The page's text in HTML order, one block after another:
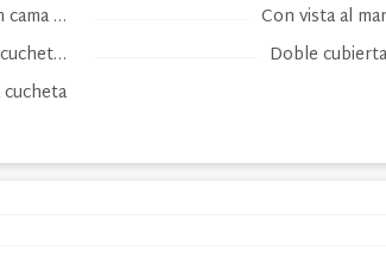
cama …
cucheta
Con vista al mar
Doble cubierta